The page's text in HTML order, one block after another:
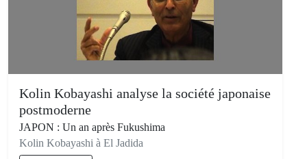
Kolin Kobayashi analyse la société japonaise
postmoderne
JAPON : Un an après Fukushima
Kolin Kobayashi à El Jadida